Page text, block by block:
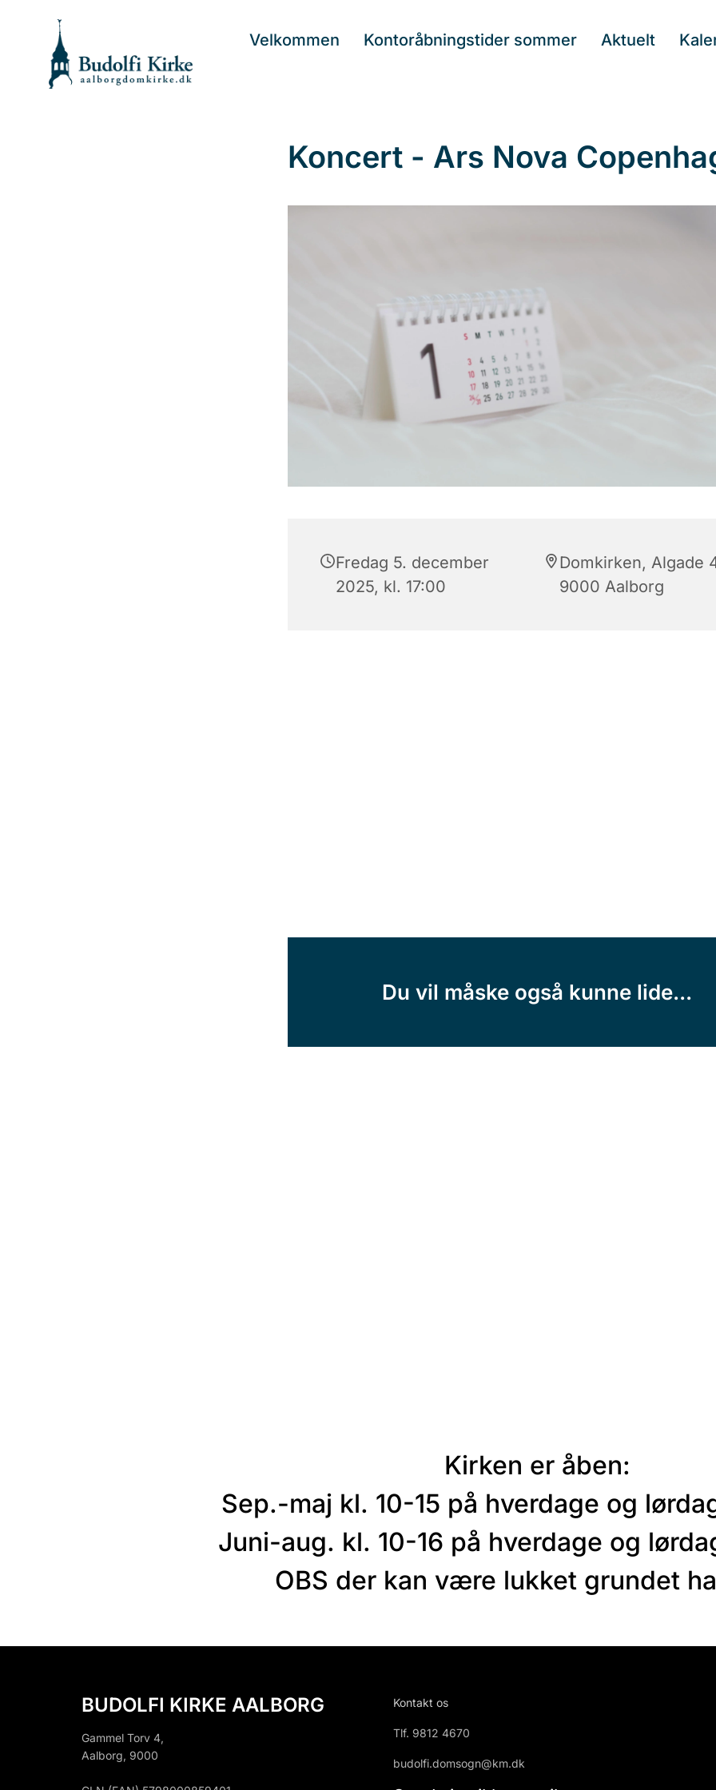
Velkommen Kontoråbningstider sommer Aktuelt
Koncert - Ars Nova
Fredag 5. december
2025, kl. 17:00
Domkirken, Algade
9000 Aalborg
Du vil måske også kunne lide...
Kirken er åben:
Sep.-maj kl. 10-15 på hverdage og
Juni-aug. kl. 10-16 på hverdage og
OBS der kan være lukket grundet
BUDOLFI KIRKE AALBORG
Gammel Torv 4,
Aalborg, 9000
Kontakt os
Tlf. 9812 4670
budolfi.domsogn@km.dk